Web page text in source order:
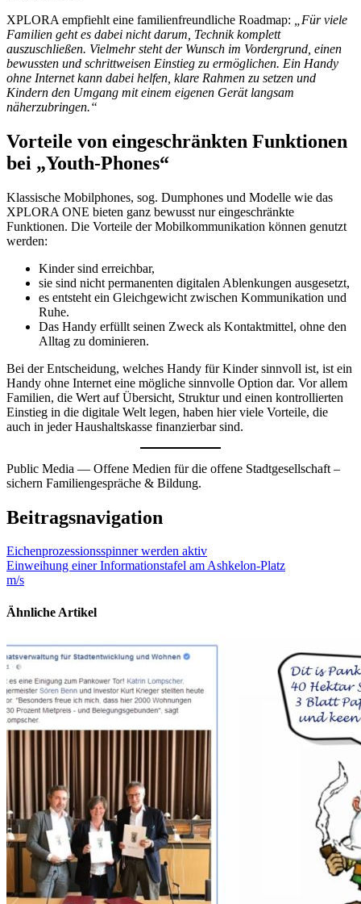
XPLORA empfiehlt eine familienfreundliche Roadmap:
„Für viele
Familien geht es dabei nicht darum, Technik komplett
auszuschließen. Vielmehr steht der Wunsch im Vordergrund, einen
bewussten und schrittweisen Einstieg zu ermöglichen. Ein Handy
ohne Internet kann dabei helfen, klare Rahmen zu setzen und
Kindern den Umgang mit einem eigenen Gerät langsam
näherzubringen.“
Vorteile von eingeschränkten Funktionen
bei „Youth-Phones“
Klassische Mobilphones, sog. Dumphones und Modelle wie das
XPLORA ONE bieten ganz bewusst nur eingeschränkte
Funktionen. Die Vorteile der Mobilkommunikation können genutzt
werden:
Kinder sind erreichbar,
sie sind nicht permanenten digitalen Ablenkungen ausgesetzt,
es entsteht ein Gleichgewicht zwischen Kommunikation und
Ruhe.
Das Handy erfüllt seinen Zweck als Kontaktmittel, ohne den
Alltag zu dominieren.
Bei der Entscheidung, welches Handy für Kinder sinnvoll ist, ist ein
Handy ohne Internet eine mögliche sinnvolle Option dar. Vor allem
Familien, die Wert auf Übersicht, Struktur und einen kontrollierten
Einstieg in die digitale Welt legen, haben hier viele Vorteile, die
auch in jeder Haushaltskasse finanzierbar sind.
Public Media — Offene Medien für die offene Stadtgesellschaft –
sichern Familiengespräche & Bildung.
Beitragsnavigation
Eichenprozessionsspinner werden aktiv
Einweihung einer Informationstafel am Ashkelon-Platz
m/s
Ähnliche Artikel